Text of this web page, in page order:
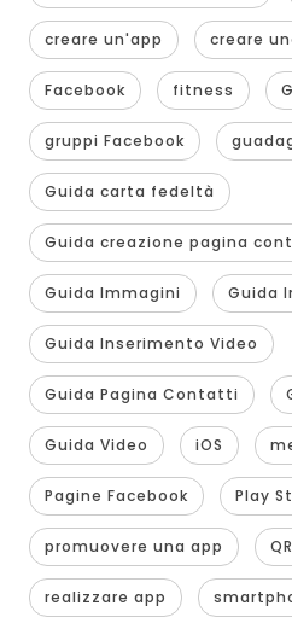
creare un'app creare
Facebook fitness
gruppi Facebook
Guida carta fedeltà
Guida creazione pagina
Guida Immagini Guida
Guida Inserimento Video
Guida Pagina Contatti
Guida Video iOS
Pagine Facebook Play
promuovere una app
realizzare app